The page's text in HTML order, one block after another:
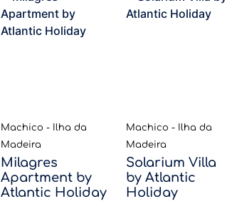
Machico - Ilha da
Madeira
Milagres
Apartment by
Atlantic Holiday
Machico - Ilha da
Madeira
Solarium Villa
by Atlantic
Holiday